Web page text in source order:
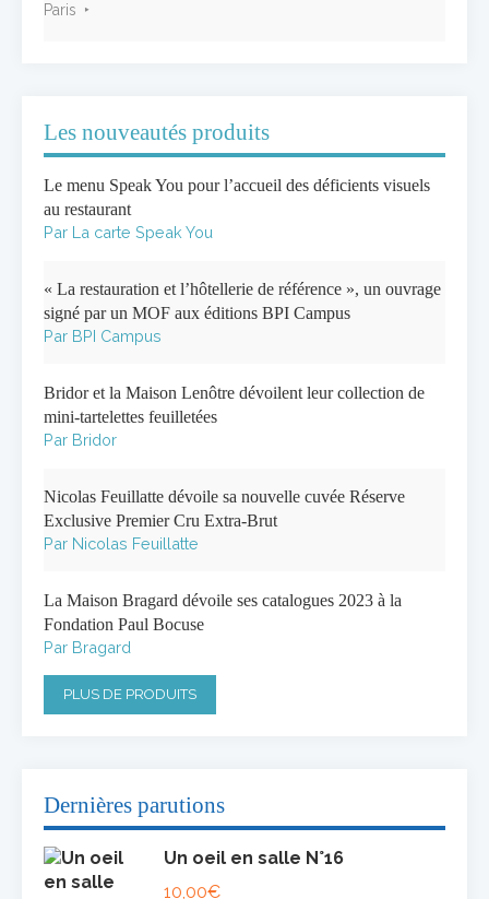
Paris
Les nouveautés produits
Le menu Speak You pour l’accueil des déficients visuels
au restaurant
Par La carte Speak You
« La restauration et l’hôtellerie de référence », un ouvrage
signé par un MOF aux éditions BPI Campus
Par BPI Campus
Bridor et la Maison Lenôtre dévoilent leur collection de
mini-tartelettes feuilletées
Par Bridor
Nicolas Feuillatte dévoile sa nouvelle cuvée Réserve
Exclusive Premier Cru Extra-Brut
Par Nicolas Feuillatte
La Maison Bragard dévoile ses catalogues 2023 à la
Fondation Paul Bocuse
Par Bragard
PLUS DE PRODUITS
Dernières parutions
Un oeil en salle N°16
10,00€